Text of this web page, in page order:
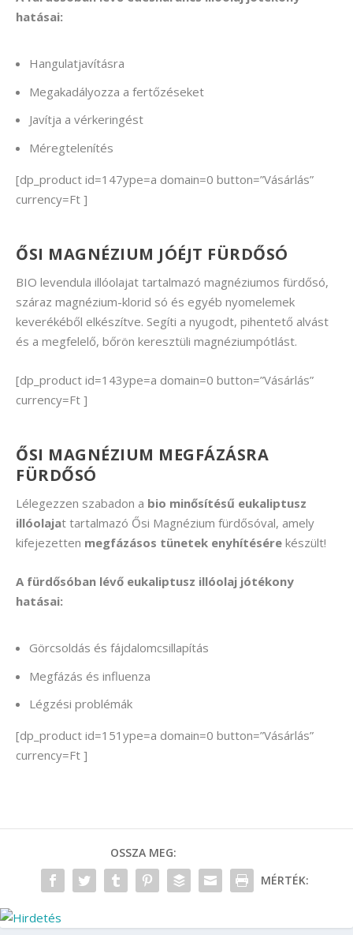
hatásai:
Hangulatjavításra
Megakadályozza a fertőzéseket
Javítja a vérkeringést
Méregtelenítés
[dp_product id=147ype=a domain=0 button=”Vásárlás”
currency=Ft ]
ŐSI MAGNÉZIUM JÓÉJT FÜRDŐSÓ
BIO levendula illóolajat tartalmazó magnéziumos fürdősó,
száraz magnézium-klorid só és egyéb nyomelemek
keverékéből elkészítve. Segíti a nyugodt, pihentető alvást
és a megfelelő, bőrön keresztüli magnéziumpótlást.
[dp_product id=143ype=a domain=0 button=”Vásárlás”
currency=Ft ]
ŐSI MAGNÉZIUM MEGFÁZÁSRA
FÜRDŐSÓ
Lélegezzen szabadon a bio minősítésű eukaliptusz
illóolajat tartalmazó Ősi Magnézium fürdősóval, amely
kifejezetten megfázásos tünetek enyhítésére készült!
A fürdősóban lévő eukaliptusz illóolaj jótékony
hatásai:
Görcsoldás és fájdalomcsillapítás
Megfázás és influenza
Légzési problémák
[dp_product id=151ype=a domain=0 button=”Vásárlás”
currency=Ft ]
OSSZA MEG:
MÉRTÉK: